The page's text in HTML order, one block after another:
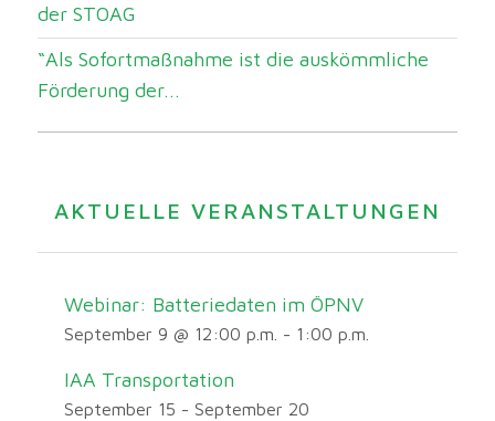
der STOAG
“Als Sofortmaßnahme ist die auskömmliche
Förderung der...
AKTUELLE VERANSTALTUNGEN
Webinar: Batteriedaten im ÖPNV
September 9 @ 12:00 p.m. - 1:00 p.m.
IAA Transportation
September 15 - September 20